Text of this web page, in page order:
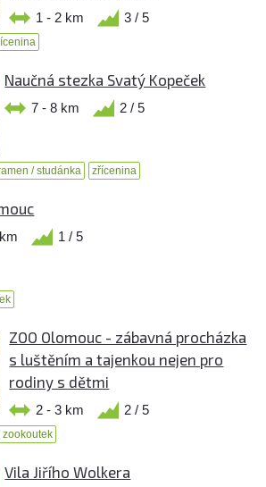
1 - 2 km 3 / 5
Naučná stezka Svatý Kopeček
7 - 8 km 2 / 5
/ studánka zřícenina
1 / 5
ZOO Olomouc - zábavná procházka
s luštěním a tajenkou nejen pro
rodiny s dětmi
2 - 3 km 2 / 5
zookoutek
Vila Jiřího Wolkera